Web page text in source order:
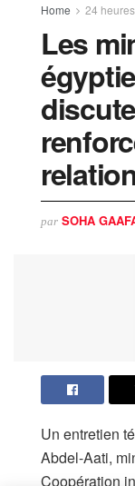
Home 24
Les
par SOHA
Un entretien
Abdel-Aati,
Coopération